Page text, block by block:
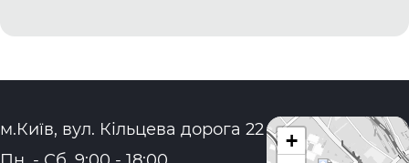
Адреса:
м.Київ, вул. Кільцева дорога 22
+